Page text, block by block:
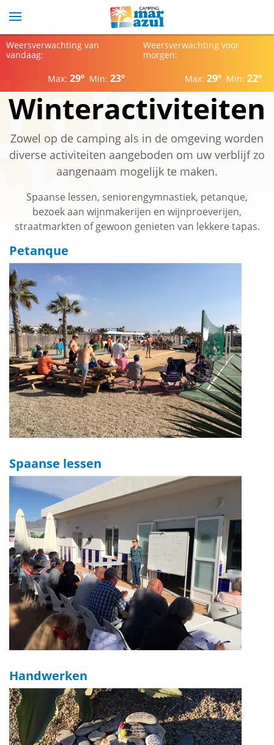
Weersverwachting van
vandaag:
Max: 29º Min: 23º
Weersverwachting voor
morgen:
Max: 29º Min: 22º
Winteractiviteiten
Zowel op de camping als in de omgeving worden
diverse activiteiten aangeboden om uw verblijf zo
aangenaam mogelijk te maken.
Spaanse lessen, seniorengymnastiek, petanque,
bezoek aan wijnmakerijen en wijnproeverijen,
straatmarkten of gewoon genieten van lekkere tapas.
Petanque
Spaanse lessen
Handwerken